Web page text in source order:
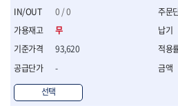
- 용접용품
- 빠루
- 철공끌
원예.사무용품
- 커터칼
- 전지가위
- 정글칼
0 / 0
무
93,620
-
선택